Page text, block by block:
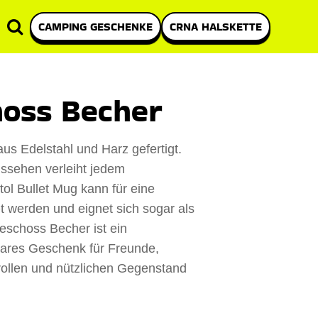
CAMPING GESCHENKE CRNA HALSKETTE
Becher
Edelstahl und Harz gefertigt.
verleiht jedem
Bullet Mug kann für eine
werden und eignet sich sogar als
Becher ist ein
Geschenk für Freunde,
und nützlichen Gegenstand